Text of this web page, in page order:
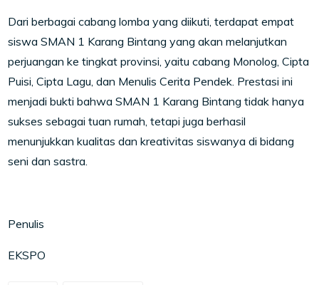
Dari berbagai cabang lomba yang diikuti, terdapat empat
siswa SMAN 1 Karang Bintang yang akan melanjutkan
perjuangan ke tingkat provinsi, yaitu cabang Monolog, Cipta
Puisi, Cipta Lagu, dan Menulis Cerita Pendek. Prestasi ini
menjadi bukti bahwa SMAN 1 Karang Bintang tidak hanya
sukses sebagai tuan rumah, tetapi juga berhasil
menunjukkan kualitas dan kreativitas siswanya di bidang
seni dan sastra.
Penulis
EKSPO